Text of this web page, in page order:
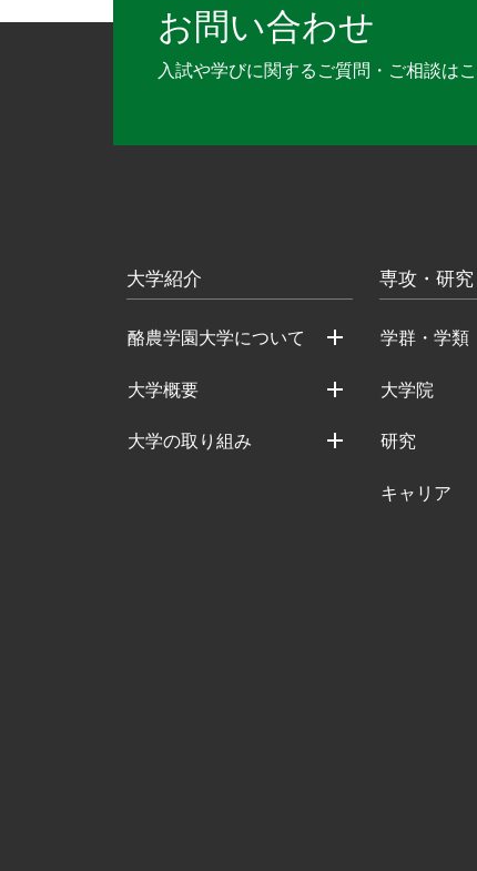
お問い合わせ
入試や学びに関するご質問・ご相談は
大学紹介
酪農学園大学について
大学概要
大学の取り組み
専攻・研
学群・学類
大学院
研究
キャリア